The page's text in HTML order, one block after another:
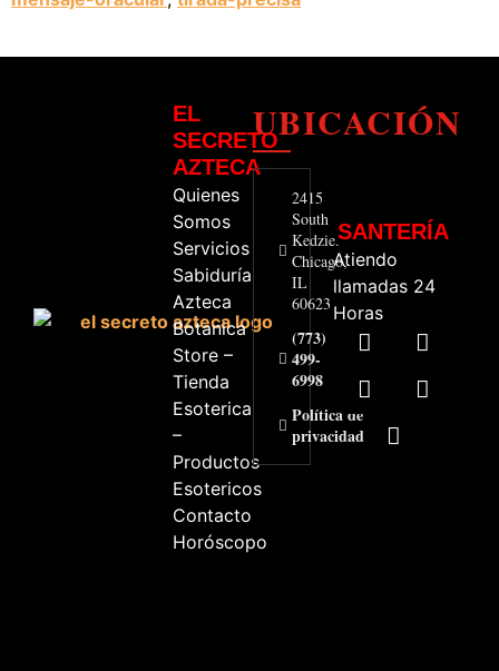
EL
SECRETO
AZTECA
Quienes
Somos
Servicios
Sabiduría
Azteca
Botanica
Store –
Tienda
Esoterica
–
Productos
Esotericos
Contacto
Horóscopo
UBICACIÓN
2415
South
Kedzie.
Chicago,
IL
60623
(773)
499-
6998
Política de
privacidad
SANTERÍA
Atiendo
llamadas 24
Horas